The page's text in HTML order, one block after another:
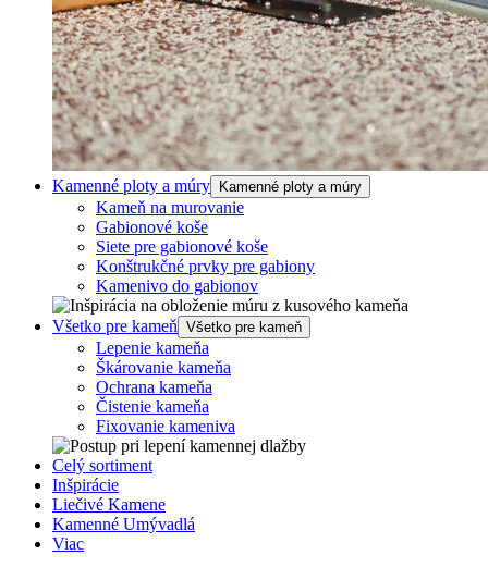
Kamenné ploty a múry Kamenné ploty a múry
Kameň na murovanie
Gabionové koše
Siete pre gabionové koše
Konštrukčné prvky pre gabiony
Kamenivo do gabionov
Všetko pre kameň Všetko pre kameň
Lepenie kameňa
Škárovanie kameňa
Ochrana kameňa
Čistenie kameňa
Fixovanie kameniva
Celý sortiment
Inšpirácie
Liečivé Kamene
Kamenné Umývadlá
Viac